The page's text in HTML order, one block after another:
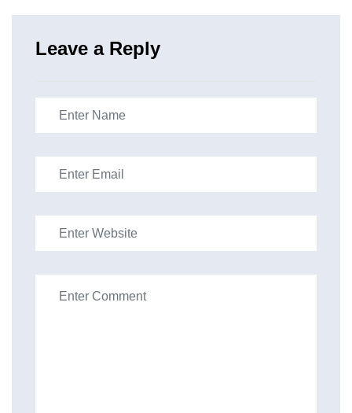
Leave a Reply